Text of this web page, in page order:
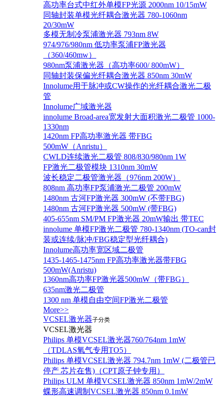
高功率台式中红外单模FP光源 2000nm 10/15mW
同轴封装单模光纤耦合激光器 780-1060nm
20/30mW
多模无制冷泵浦激光器 793nm 8W
974/976/980nm 低功率泵浦FP激光器
（360/460mw）
980nm泵浦激光器（高功率600/ 800mW）
同轴封装保偏光纤耦合激光器 850nm 30mW
Innolume用于脉冲或CW操作的光纤耦合激光二极
管
Innolume广域激光器
innolume Broad-area宽发射大面积激光二极管 1000-
1330nm
1420nm FP高功率激光器 带FBG
500mW（Anristu）
CWLD连续激光二极管 808/830/980nm 1W
FP激光二极管模块 1310nm 30mW
波长稳定二极管激光器（976nm 200W）
808nm 高功率FP泵浦激光二极管 200mW
1480nm 古河FP激光器 300mW (不带FBG)
1480nm 古河FP激光器 500mW (带FBG)
405-655nm SM/PM FP激光器 20mW输出 带TEC
innolume 单模FP激光二极管 780-1340nm (TO-can封
装或连续/脉冲/FBG稳定型光纤耦合)
Innolume高功率宽区域二极管
1435-1465-1475nm FP高功率激光器带FBG
500mW(Anristu)
1360nm高功率FP激光器500mW（带FBG）
635nm激光二极管
1300 nm 单模自由空间FP激光二极管
More>>
VCSEL激光器子分类
VCSEL激光器
Philips 单模VCSEL激光器760/764nm 1mW
（TDLAS氧气专用TO5）
Philips 单模VCSEL激光器 794.7nm 1mW (二极管已
停产 芯片在售)（CPT原子钟专用）
Philips ULM 单模VCSEL激光器 850nm 1mW/2mW
蝶形高速调制VCSEL激光器 850nm 0.1mW